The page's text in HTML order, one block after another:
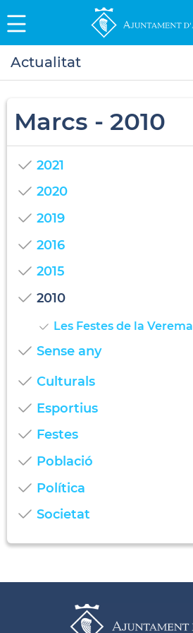
Actualitat
Marcs - 2010
2021
2020
2019
2016
2015
2010
Les Festes de la Verema
Sense any
Culturals
Esportius
Festes
Població
Política
Societat